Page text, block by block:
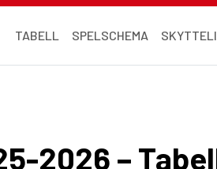
TABELL SPELSCHEMA
2026 –